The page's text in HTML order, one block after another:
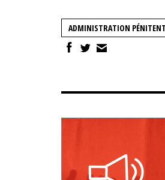
ADMINISTRATION